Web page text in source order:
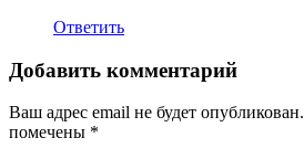
Ответить
Добавить комментарий
Ваш адрес email не будет опубликован.
помечены *